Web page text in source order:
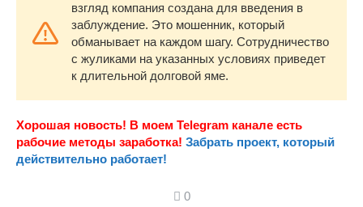
взгляд компания создана для введения в
заблуждение. Это мошенник, который
обманывает на каждом шагу. Сотрудничество
с жуликами на указанных условиях приведет
к длительной долговой яме.
Хорошая новость! В моем Telegram канале есть
рабочие методы заработка! Забрать проект, который
действительно работает!
0